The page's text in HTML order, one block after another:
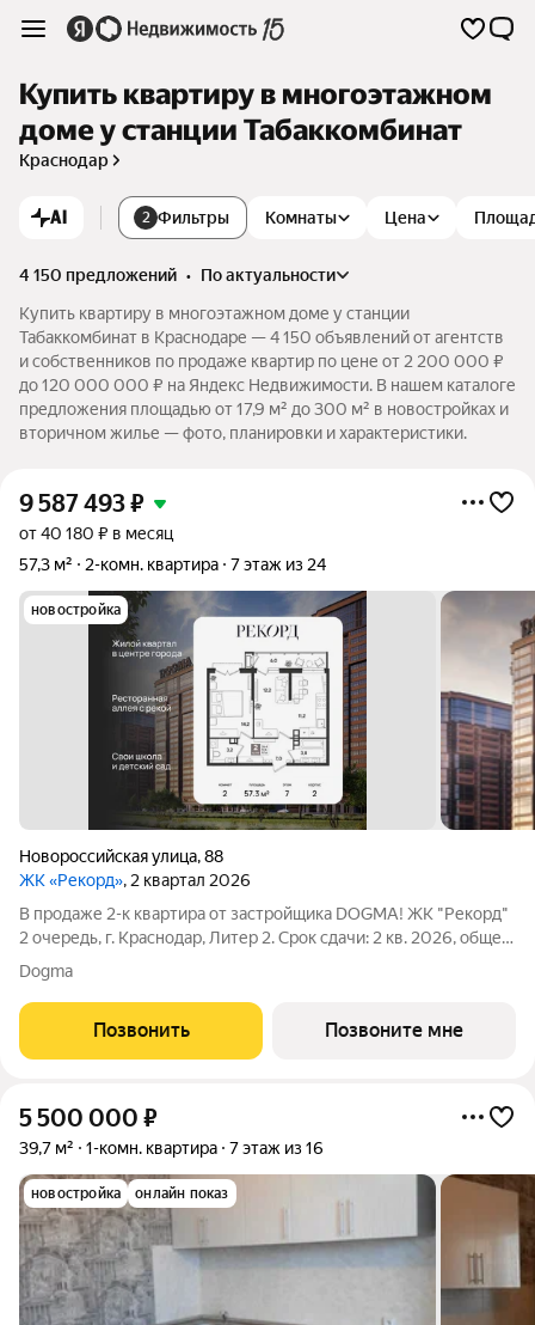
Купить квартиру в многоэтажном
доме у станции Табаккомбинат
Краснодар
AI 2 Фильтры Комнаты Цена
4 150 предложений •
по актуальности
Купить квартиру в многоэтажном доме у станции
Табаккомбинат в Краснодаре — 4 150 объявлений от агентств
и собственников по продаже квартир по цене от 2 200 000 ₽
до 120 000 000 ₽ на Яндекс Недвижимости. В нашем каталоге
предложения площадью от 17,9 м² до 300 м² в новостройках и
вторичном жилье — фото, планировки и характеристики.
9 587 493₽
от 40 180 ₽ в месяц
57,3 м²
2-комн. квартира 7 этаж из 24
новостройка
Новороссийская улица,88
ЖК «Рекорд», 2 квартал 2026
В продаже 2-к квартира от застройщика DOGMA! ЖК "Рекорд"
2 очередь, г. Краснодар, Литер 2. Срок сдачи: 2 кв. 2026, общей
площадью 57.3 кв.м., на 7 этаже. Жилой квартал "РЕКОРД" -
место вашего баланса. Город снаружи природа внутри.
Квартал с
Dogma
Позвонить Позвоните мне
5 500 000 ₽
39,7 м² 1-комн. квартира 7 этаж из 16
новостройка онлайн показ